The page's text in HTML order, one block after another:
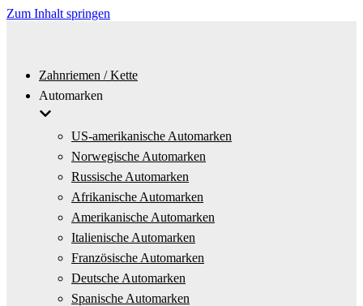
Zum Inhalt springen
Zahnriemen / Kette
Automarken
US-amerikanische Automarken
Norwegische Automarken
Russische Automarken
Afrikanische Automarken
Amerikanische Automarken
Italienische Automarken
Französische Automarken
Deutsche Automarken
Spanische Automarken